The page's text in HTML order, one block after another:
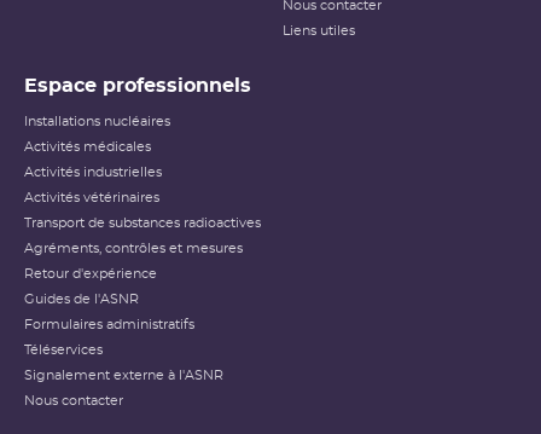
Nous contacter
Liens utiles
Espace professionnels
Installations nucléaires
Activités médicales
Activités industrielles
Activités vétérinaires
Transport de substances radioactives
Agréments, contrôles et mesures
Retour d'expérience
Guides de l'ASNR
Formulaires administratifs
Téléservices
Signalement externe à l'ASNR
Nous contacter